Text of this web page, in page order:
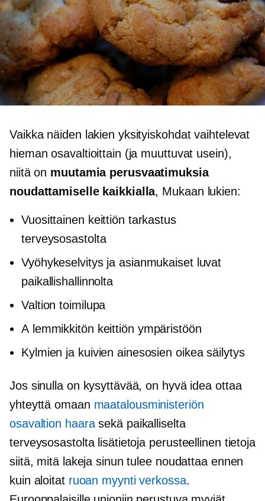
Vaikka näiden lakien yksityiskohdat vaihtelevat
hieman osavaltioittain (ja muuttuvat usein),
niitä on muutamia perusvaatimuksia
noudattamiselle kaikkialla, Mukaan lukien:
Vuosittainen keittiön tarkastus
terveysosastolta
Vyöhykeselvitys ja asianmukaiset luvat
paikallishallinnolta
Valtion toimilupa
A lemmikkitön keittiön ympäristöön
Kylmien ja kuivien ainesosien oikea säilytys
Jos sinulla on kysyttävää, on hyvä idea ottaa
yhteyttä omaan maatalousministeriön
osavaltion haarasekä paikalliselta
terveysosastolta lisätietoja perusteellinen tietoja
siitä, mitä lakeja sinun tulee noudattaa ennen
kuin aloitat ruoan myynti verkossa.